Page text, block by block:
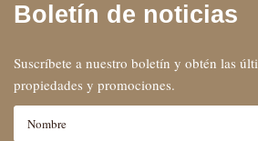
Boletín de noticias
Suscríbete a nuestro boletín y obtén las
propiedades y promociones.